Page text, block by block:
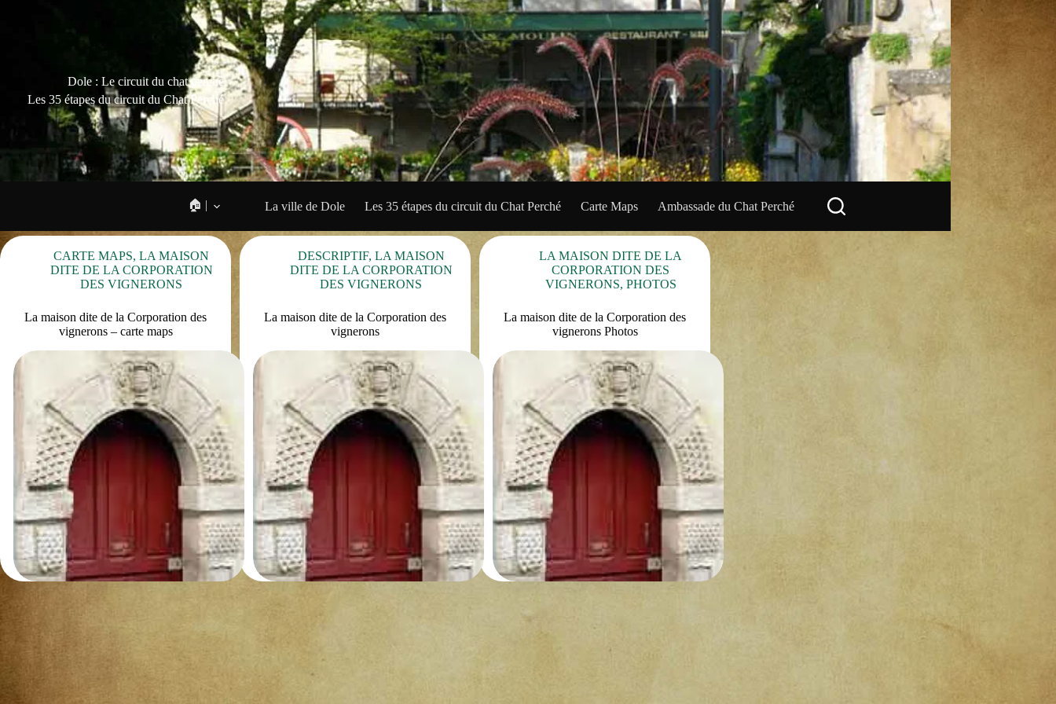
Dole : Le circuit du chat perché
Les 35 étapes du circuit du Chat Perché
🏠 | La ville de Dole Les 35 étapes du circuit du Chat Perché Carte Maps Ambassade du Chat Perché
CARTE MAPS,LA MAISON
DITE DE LA CORPORATION
DES VIGNERONS
La maison dite de la Corporation des
vignerons – carte maps
DESCRIPTIF, LA MAISON
DITE DE LA CORPORATION
DES VIGNERONS
La maison dite de la Corporation des
vignerons
LA MAISON DITE DE LA
CORPORATION DES
VIGNERONS, PHOTOS
La maison dite de la Corporation des
vignerons Photos